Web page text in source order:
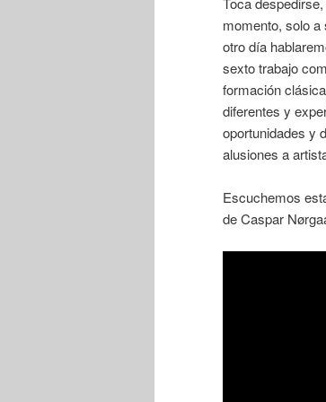
momento, solo a
otro día
sexto trabajo
formación
diferentes y
oportunidades y
alusiones a
Escuchemos
de Caspar